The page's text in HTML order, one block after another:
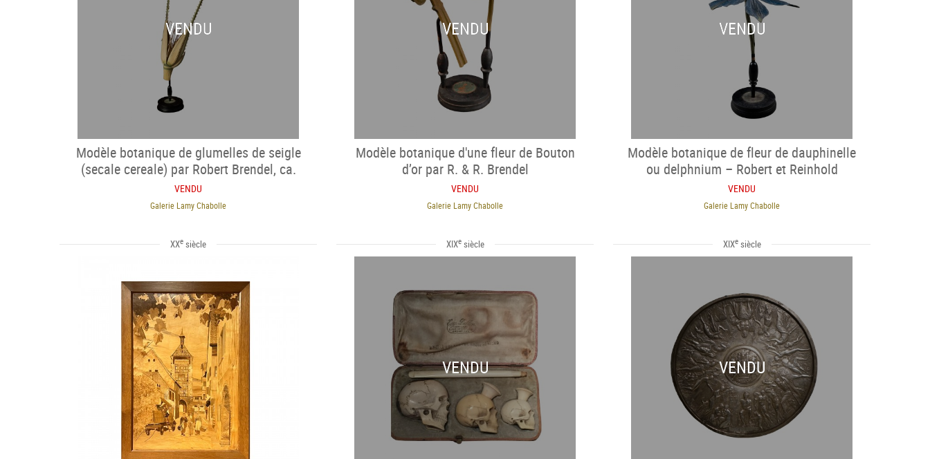
VENDU
Modèle botanique de glumelles de seigle
(secale cereale) par Robert Brendel, ca.
1900
VENDU
Galerie Lamy Chabolle
VENDU
Modèle botanique d'une fleur de Bouton
d’or par R. & R. Brendel
VENDU
Galerie Lamy Chabolle
VENDU
Modèle botanique de fleur de dauphinelle
ou delphnium – Robert et Reinhold
Brendel
VENDU
Galerie Lamy Chabolle
XXe siècle XIXesiècle
VENDU
XIXesiècle
VENDU